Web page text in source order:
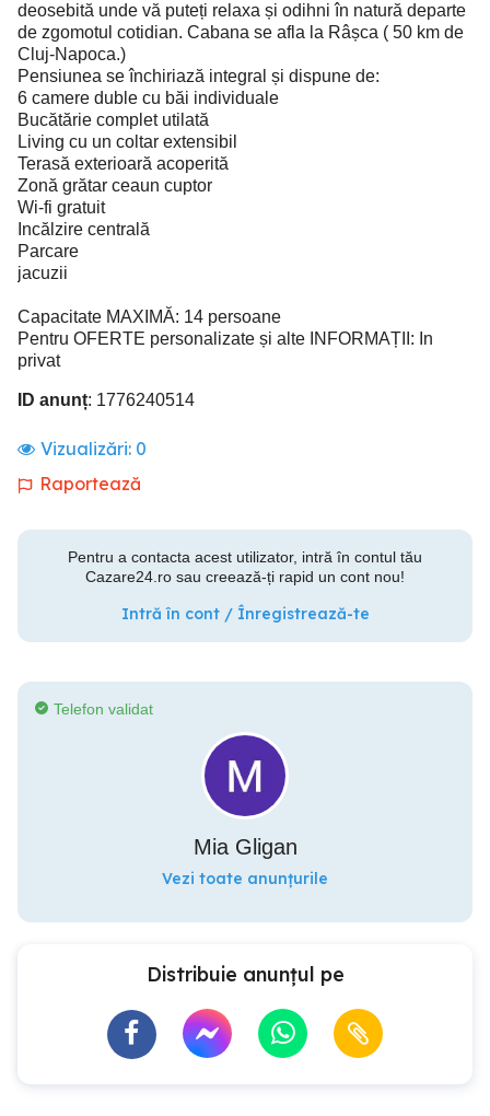
deosebită unde vă puteți relaxa și odihni în natură departe
de zgomotul cotidian. Cabana se afla la Râșca ( 50 km de
Cluj-Napoca.)
Pensiunea se închiriază integral și dispune de:
6 camere duble cu băi individuale
Bucătărie complet utilată
Living cu un coltar extensibil
Terasă exterioară acoperită
Zonă grătar ceaun cuptor
Wi-fi gratuit
Incălzire centrală
Parcare
jacuzii
Capacitate MAXIMĂ: 14 persoane
Pentru OFERTE personalizate și alte INFORMAȚII: In
privat
ID anunț: 1776240514
Vizualizări: 0
Raportează
Pentru a contacta acest utilizator, intră în contul tău
Cazare24.ro sau creează-ți rapid un cont nou!
Intră în cont / Înregistrează-te
Telefon validat
Mia Gligan
Vezi toate anunțurile
Distribuie anunțul pe